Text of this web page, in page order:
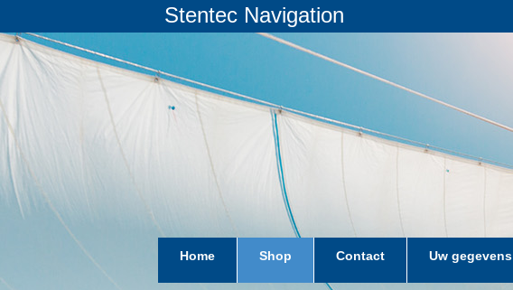
Stentec Navigation
Home Shop Contact Uw gegevens